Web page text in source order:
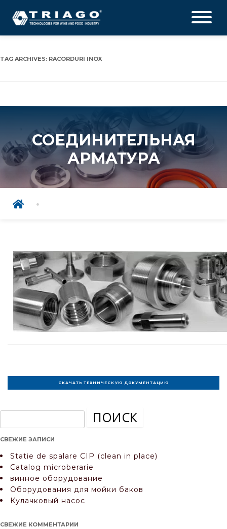
TAG ARCHIVES: RACORDURI INOX
СОЕДИНИТЕЛЬНАЯ
АРМАТУРА
Найти:
СВЕЖИЕ ЗАПИСИ
Statie de spalare CIP (clean in place)
Catalog microberarie
винное оборудование
Оборудования для мойки баков
Кулачковый насос
СВЕЖИЕ КОММЕНТАРИИ